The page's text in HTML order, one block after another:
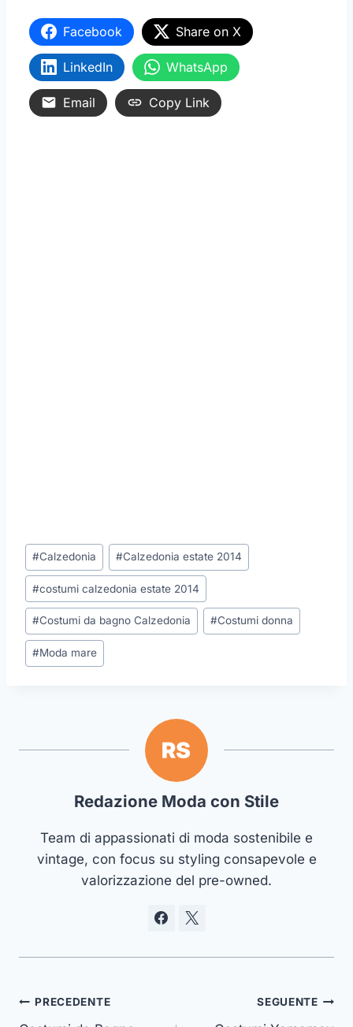
Facebook Share on X
LinkedIn WhatsApp
Email Copy Link
Tag
articolo:
#Calzedonia #Calzedonia estate 2014
#costumi calzedonia estate 2014
#Costumi da bagno Calzedonia #Costumi donna
#Moda mare
Redazione Moda con Stile
Team di appassionati di moda sostenibile e
vintage, con focus su styling consapevole e
valorizzazione del pre-owned.
Navigazione
PRECEDENTE SEGUENTE